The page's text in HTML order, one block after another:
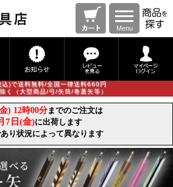
Menu
)で送料無料/全国一律送料660円
く（大型商品/弓/矢筒/巻藁矢等）